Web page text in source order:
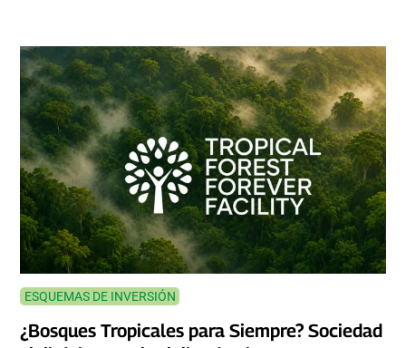
ESQUEMAS DE INVERSIÓN
¿Bosques Tropicales para Siempre? Sociedad